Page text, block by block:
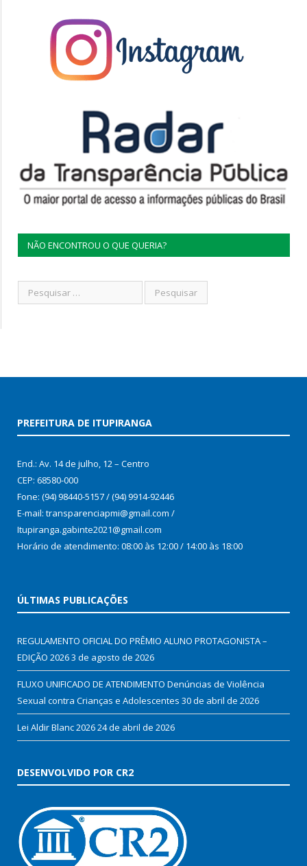
NÃO ENCONTROU O QUE QUERIA?
PREFEITURA DE ITUPIRANGA
End.: Av. 14 de julho, 12 – Centro
CEP: 68580-000
Fone: (94) 98440-5157 / (94) 9914-92446
E-mail: transparenciapmi@gmail.com /
Itupiranga.gabinte2021@gmail.com
Horário de atendimento: 08:00 às 12:00 / 14:00 às 18:00
ÚLTIMAS PUBLICAÇÕES
REGULAMENTO OFICIAL DO PRÊMIO ALUNO PROTAGONISTA –
EDIÇÃO 20263 de agosto de 2026
FLUXO UNIFICADO DE ATENDIMENTO Denúncias de Violência
Sexual contra Crianças e Adolescentes 30 de abril de 2026
Lei Aldir Blanc 202624 de abril de 2026
DESENVOLVIDO POR CR2